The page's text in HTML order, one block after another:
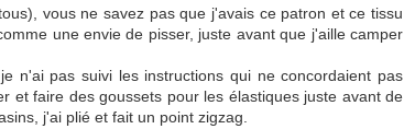
vous ne savez pas que j'avais ce patron et ce tissu
une envie de pisser, juste avant que j'aille camper
n'ai pas suivi les instructions qui ne concordaient pas
et faire des goussets pour les élastiques juste avant de
j'ai plié et fait un point zigzag.